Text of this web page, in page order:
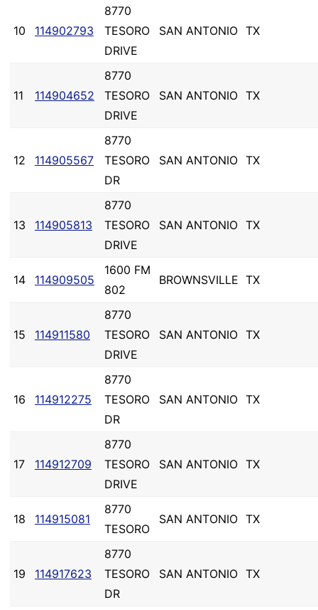
10 114902793
8770
TESORO
DRIVE
SAN ANTONIO TX
11 114904652
8770
TESORO
DRIVE
SAN ANTONIO TX
12 114905567
8770
TESORO
DR
SAN ANTONIO TX
13 114905813
8770
TESORO
DRIVE
SAN ANTONIO TX
14 114909505
1600 FM
802
BROWNSVILLE TX
15 114911580
8770
TESORO
DRIVE
SAN ANTONIO TX
16 114912275
8770
TESORO
DR
SAN ANTONIO TX
17 114912709
8770
TESORO
DRIVE
SAN ANTONIO TX
18 114915081
8770
TESORO
SAN ANTONIO TX
19 114917623
8770
TESORO
DR
SAN ANTONIO TX